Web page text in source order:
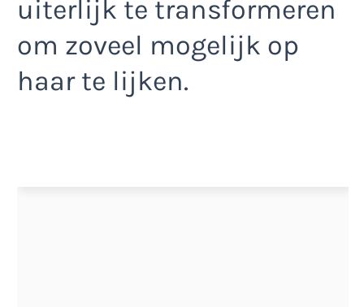
uiterlijk te transformeren
om zoveel mogelijk op
haar te lijken.